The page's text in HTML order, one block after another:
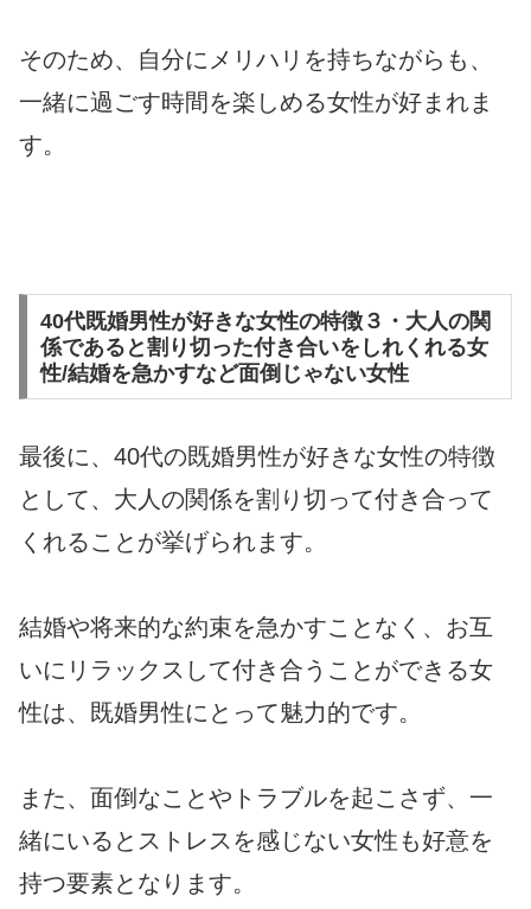
そのため、自分にメリハリを持ちながらも、
一緒に過ごす時間を楽しめる女性が好まれま
す。
40代既婚男性が好きな女性の特徴３・大人の関
係であると割り切った付き合いをしれくれる女
性/結婚を急かすなど面倒じゃない女性
最後に、40代の既婚男性が好きな女性の特徴
として、大人の関係を割り切って付き合って
くれることが挙げられます。
結婚や将来的な約束を急かすことなく、お互
いにリラックスして付き合うことができる女
性は、既婚男性にとって魅力的です。
また、面倒なことやトラブルを起こさず、一
緒にいるとストレスを感じない女性も好意を
持つ要素となります。